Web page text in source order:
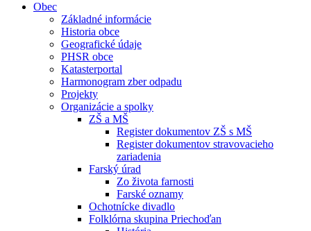
Obec
Základné informácie
Historia obce
Geografické údaje
PHSR obce
Katasterportal
Harmonogram zber odpadu
Projekty
Organizácie a spolky
ZŠ a MŠ
Register dokumentov ZŠ s MŠ
Register dokumentov stravovacieho
zariadenia
Farský úrad
Zo života farnosti
Farské oznamy
Ochotnícke divadlo
Folklórna skupina Priechoďan